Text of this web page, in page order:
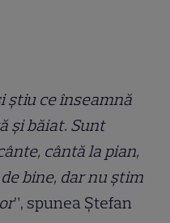
știu ce înseamnă
și băiat. Sunt
cântă la pian,
bine, dar nu știm
”, spunea Ștefan